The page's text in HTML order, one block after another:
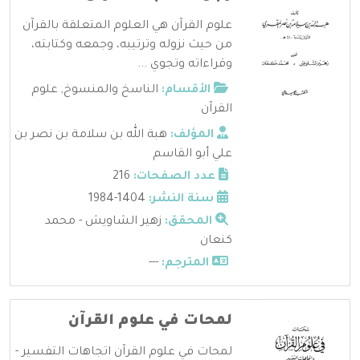
علوم القرآن هي العلوم المتعلقة بالقرآن
من حيث نزوله وترتيبه، وجمعه وكتابته،
وقراءاته وتجوي ...
الأقسام: الناسخ والمنسوخ, علوم
القرآن
المؤلف: هبة الله بن سلامة بن نصر بن
علي أبو القاسم
عدد الصفحات:
سنة النشر:
المحقق: زهير الشاويش - محمد
كنعان
المترجم: ---
لمحات في علوم القرآن
لمحات في علوم القرآن اتجاهات التفسير -